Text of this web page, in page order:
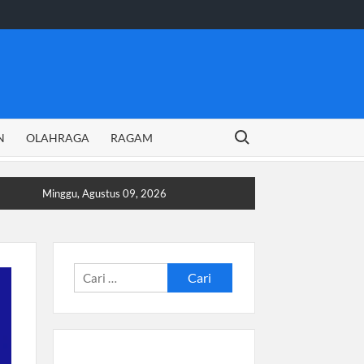
OLAHRAGA RAGAM
Search for:
Minggu, Agustus 09, 2026
Cari
untuk: